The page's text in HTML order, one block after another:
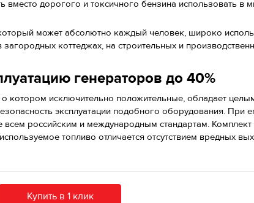
дорогого и токсичного бензина использовать в
может абсолютно каждый человек, широко
коттеджах, на строительных и
генераторов до 40%
котором исключительно положительные, обладает
эксплуатации подобного оборудования. При
российским и международным стандартам. Комплект
топливо отличается отсутствием вредных
Купить в 1 клик